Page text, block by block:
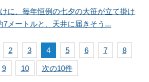
に、毎年恒例の七夕の大笹が立て掛け
7メートルと、天井に届きそう...
2 3 4 5 6 7 8
9 10 次の10件